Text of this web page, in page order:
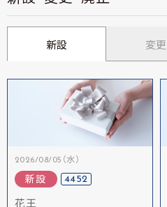
新設 変更
2026/08/05（水）
新設 4452
花王